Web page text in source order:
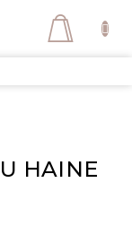
COŞ
HAINE